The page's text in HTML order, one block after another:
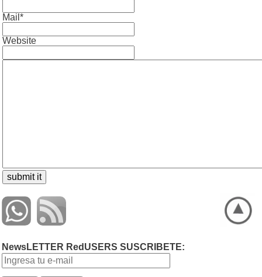
Mail*
Website
NewsLETTER RedUSERS SUSCRIBETE: